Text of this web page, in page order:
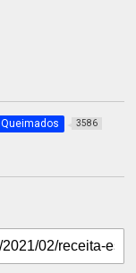
Queimados 3586